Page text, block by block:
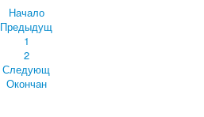
Начало
Предыдущ
1
2
Следующ
Окончан